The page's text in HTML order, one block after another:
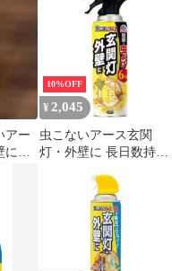
アー
に
10%OFF
¥ 2,045
虫こないアース玄関
灯・外壁に 長日数持続